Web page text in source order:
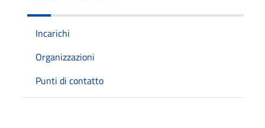
Incarichi
Organizzazioni
Punti di contatto